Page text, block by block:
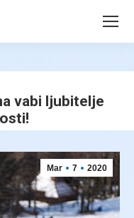
in
in
vabi ljubitelje
Mar 7 2020